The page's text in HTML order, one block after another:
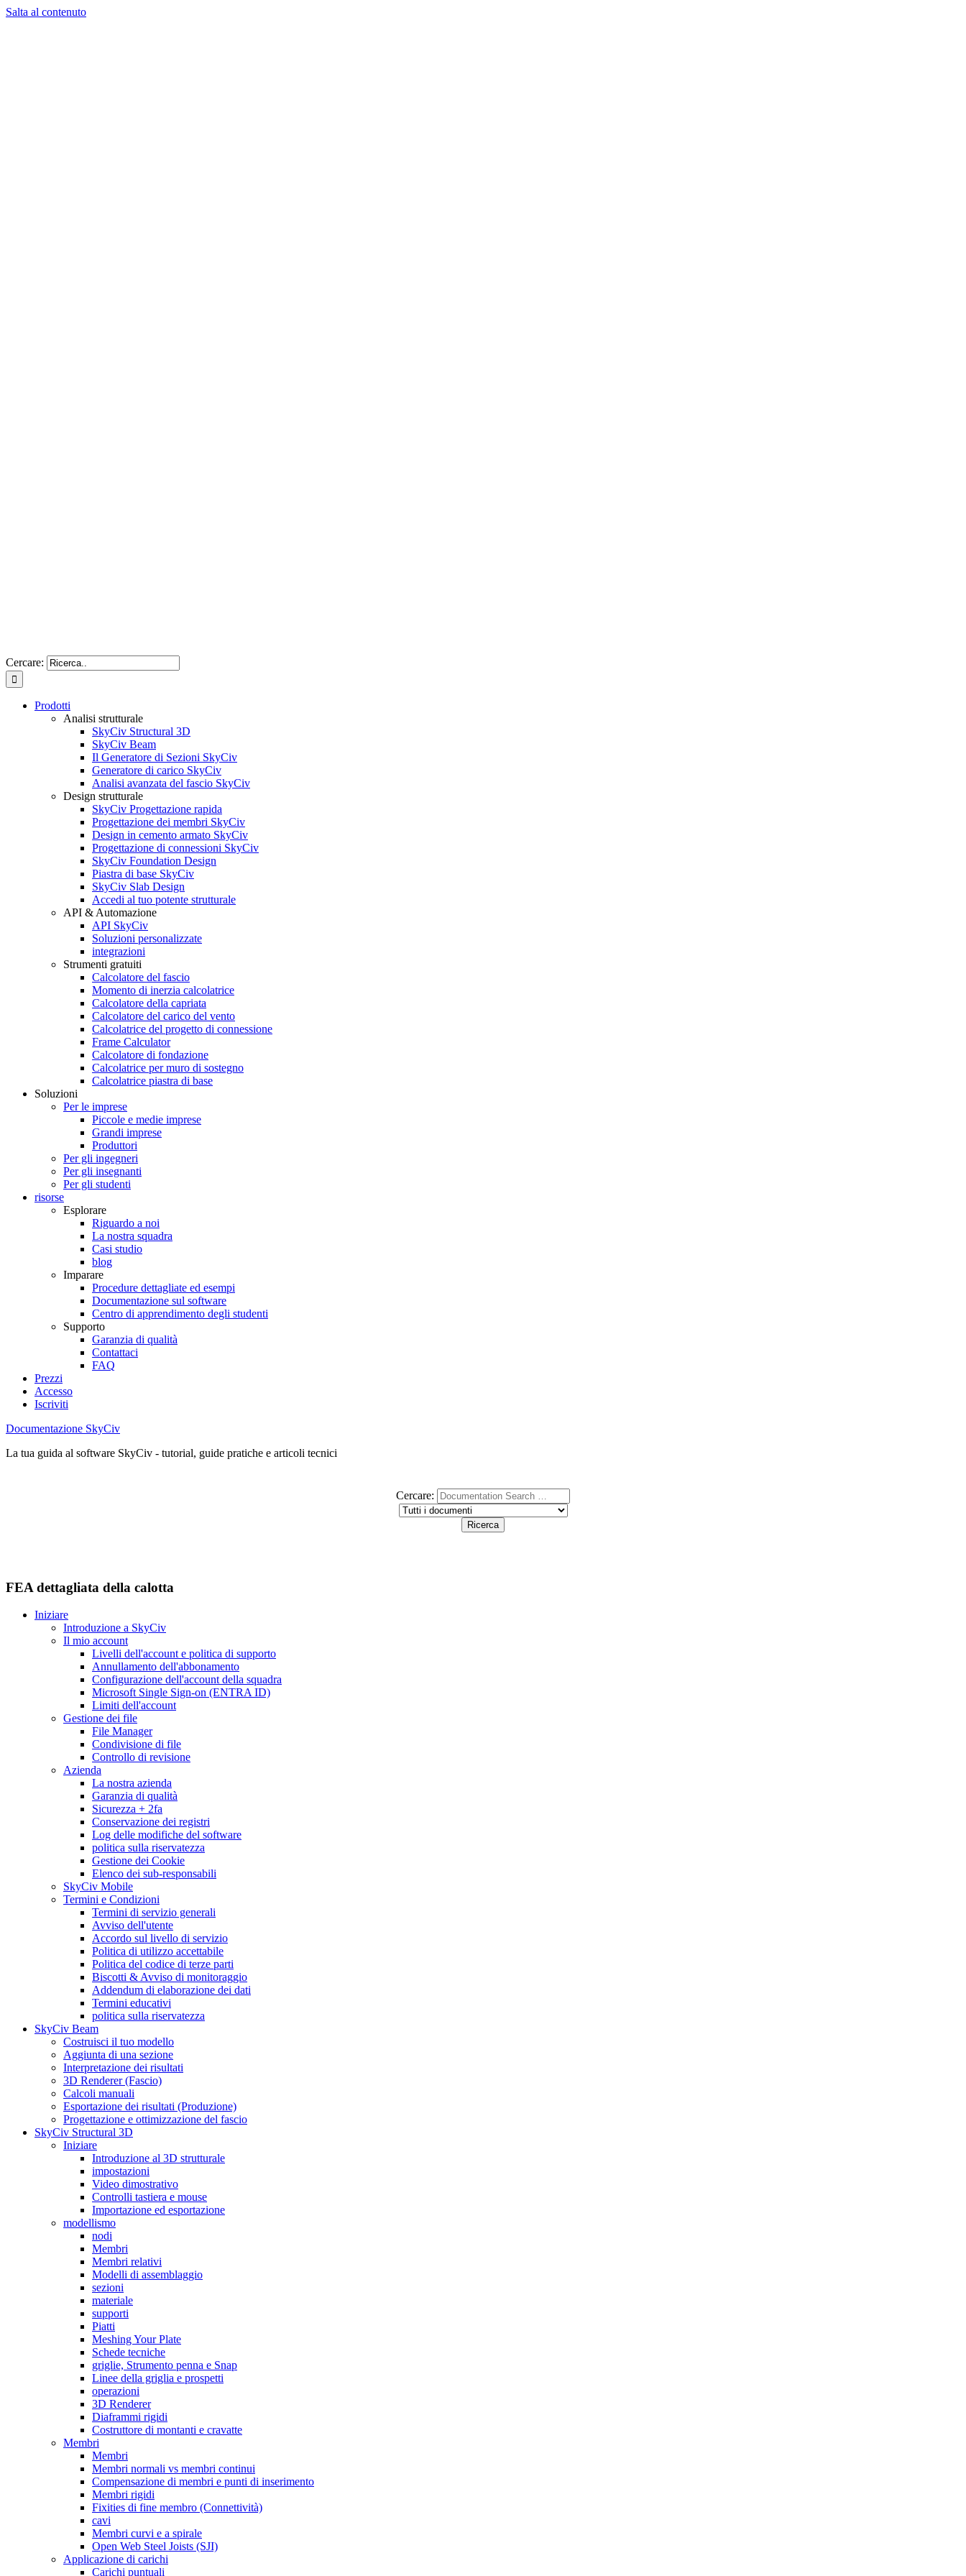
Salta al contenuto
Cercare:
Prodotti
Analisi strutturale
SkyCiv Structural 3D
SkyCiv Beam
Il Generatore di Sezioni SkyCiv
Generatore di carico SkyCiv
Analisi avanzata del fascio SkyCiv
Design strutturale
SkyCiv Progettazione rapida
Progettazione dei membri SkyCiv
Design in cemento armato SkyCiv
Progettazione di connessioni SkyCiv
SkyCiv Foundation Design
Piastra di base SkyCiv
SkyCiv Slab Design
Accedi al tuo potente strutturale
API & Automazione
API SkyCiv
Soluzioni personalizzate
integrazioni
Strumenti gratuiti
Calcolatore del fascio
Momento di inerzia calcolatrice
Calcolatore della capriata
Calcolatore del carico del vento
Calcolatrice del progetto di connessione
Frame Calculator
Calcolatore di fondazione
Calcolatrice per muro di sostegno
Calcolatrice piastra di base
Soluzioni
Per le imprese
Piccole e medie imprese
Grandi imprese
Produttori
Per gli ingegneri
Per gli insegnanti
Per gli studenti
risorse
Esplorare
Riguardo a noi
La nostra squadra
Casi studio
blog
Imparare
Procedure dettagliate ed esempi
Documentazione sul software
Centro di apprendimento degli studenti
Supporto
Garanzia di qualità
Contattaci
FAQ
Prezzi
Accesso
Iscriviti
Documentazione SkyCiv
La tua guida al software SkyCiv - tutorial, guide pratiche e articoli tecnici
Cercare:
FEA dettagliata della calotta
Iniziare
Introduzione a SkyCiv
Il mio account
Livelli dell'account e politica di supporto
Annullamento dell'abbonamento
Configurazione dell'account della squadra
Microsoft Single Sign-on (ENTRA ID)
Limiti dell'account
Gestione dei file
File Manager
Condivisione di file
Controllo di revisione
Azienda
La nostra azienda
Garanzia di qualità
Sicurezza + 2fa
Conservazione dei registri
Log delle modifiche del software
politica sulla riservatezza
Gestione dei Cookie
Elenco dei sub-responsabili
SkyCiv Mobile
Termini e Condizioni
Termini di servizio generali
Avviso dell'utente
Accordo sul livello di servizio
Politica di utilizzo accettabile
Politica del codice di terze parti
Biscotti & Avviso di monitoraggio
Addendum di elaborazione dei dati
Termini educativi
politica sulla riservatezza
SkyCiv Beam
Costruisci il tuo modello
Aggiunta di una sezione
Interpretazione dei risultati
3D Renderer (Fascio)
Calcoli manuali
Esportazione dei risultati (Produzione)
Progettazione e ottimizzazione del fascio
SkyCiv Structural 3D
Iniziare
Introduzione al 3D strutturale
impostazioni
Video dimostrativo
Controlli tastiera e mouse
Importazione ed esportazione
modellismo
nodi
Membri
Membri relativi
Modelli di assemblaggio
sezioni
materiale
supporti
Piatti
Meshing Your Plate
Schede tecniche
griglie, Strumento penna e Snap
Linee della griglia e prospetti
operazioni
3D Renderer
Diaframmi rigidi
Costruttore di montanti e cravatte
Membri
Membri
Membri normali vs membri continui
Compensazione di membri e punti di inserimento
Membri rigidi
Fixities di fine membro (Connettività)
cavi
Membri curvi e a spirale
Open Web Steel Joists (SJI)
Applicazione di carichi
Carichi puntuali